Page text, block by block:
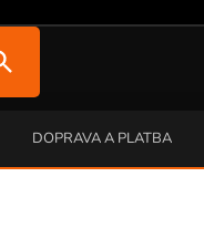
DOPRAVA A PLATBA